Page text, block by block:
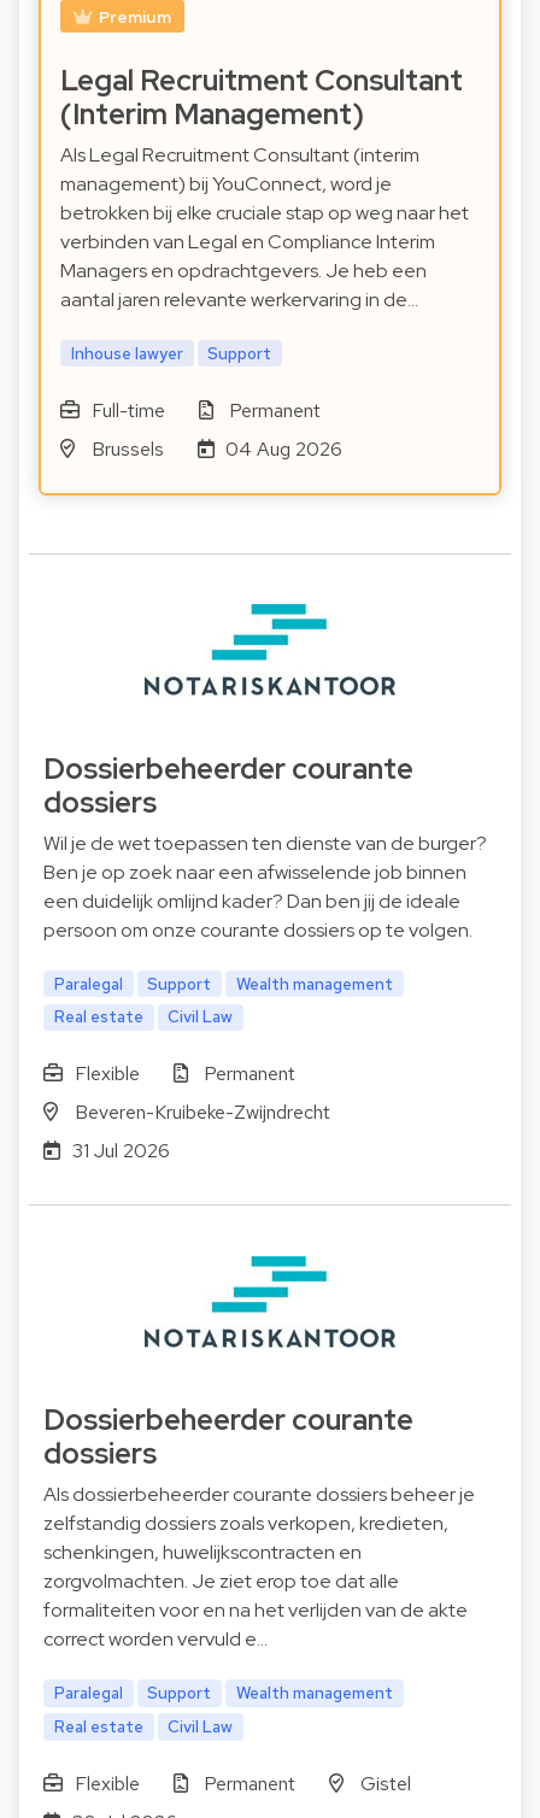
Premium
Legal Recruitment Consultant
(Interim Management)
Als Legal Recruitment Consultant (interim
management) bij YouConnect, word je
betrokken bij elke cruciale stap op weg naar het
verbinden van Legal en Compliance Interim
Managers en opdrachtgevers. Je heb een
aantal jaren relevante werkervaring in de…
Inhouse lawyer Support
Full-time
Permanent
Brussels
04 Aug 2026
Dossierbeheerder courante
dossiers
Wil je de wet toepassen ten dienste van de burger?
Ben je op zoek naar een afwisselende job binnen
een duidelijk omlijnd kader? Dan ben jij de ideale
persoon om onze courante dossiers op te volgen.
Paralegal Support
Wealth management
Real estate
Civil Law
Flexible
Permanent
Beveren-Kruibeke-Zwijndrecht
31 Jul 2026
Dossierbeheerder courante
dossiers
Als dossierbeheerder courante dossiers beheer je
zelfstandig dossiers zoals verkopen, kredieten,
schenkingen, huwelijkscontracten en
zorgvolmachten. Je ziet erop toe dat alle
formaliteiten voor en na het verlijden van de akte
correct worden vervuld e…
Paralegal Support
Wealth management
Real estate
Civil Law
Flexible Permanent
Gistel